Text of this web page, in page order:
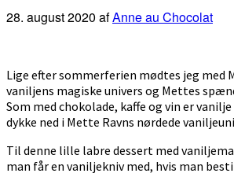
28. august 2020 afAnne au Chocolat
Lige efter sommerferien mødtes jeg med
vaniljens magiske univers og Mettes
Som med chokolade, kaffe og vin er
dykke ned i Mette Ravns nørdede
Til denne lille labre dessert med
man får en vaniljekniv med, hvis man